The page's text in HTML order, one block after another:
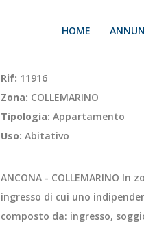
HOME
Rif: 11916
Zona: COLLEMARINO
Tipologia: Appartamento
Uso: Abitativo
ANCONA - COLLEMARINO
ingresso di cui uno
composto da: ingresso,